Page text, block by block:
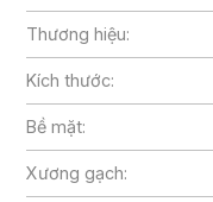
Thương hiệu:
Kích thước:
Bề mặt:
Xương gạch: